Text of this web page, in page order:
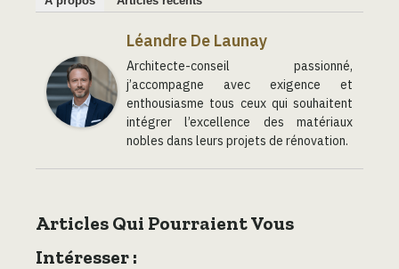
Léandre De Launay
Architecte-conseil passionné,
j’accompagne avec exigence et
enthousiasme tous ceux qui souhaitent
intégrer l’excellence des matériaux
nobles dans leurs projets de rénovation.
Articles Qui Pourraient Vous
Intéresser :